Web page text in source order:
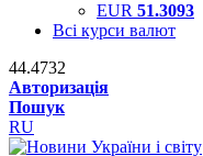
EUR 51.3093
Всі курси валют
44.4732
Авторизація
Пошук
RU